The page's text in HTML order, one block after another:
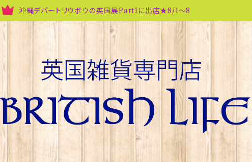
沖縄デパートリウボウの英国展Part1に出店★8/1～8